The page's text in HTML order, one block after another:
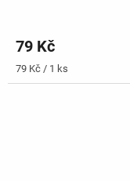
79 Kč
Měrná
cena:
79 Kč / 1 ks